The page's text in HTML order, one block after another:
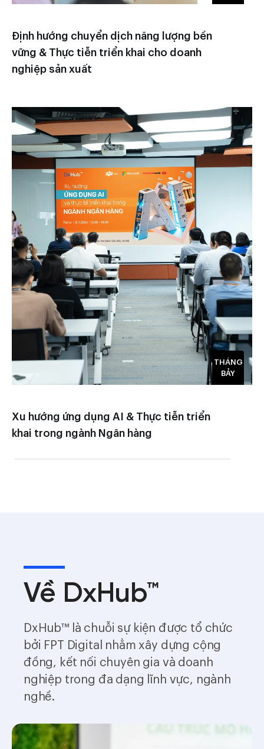
Định hướng chuyển dịch năng lượng bền
vững & Thực tiễn triển khai cho doanh
nghiệp sản xuất
THÁNG
BẢY
Xu hướng ứng dụng AI & Thực tiễn triển
khai trong ngành Ngân hàng
Về DxHub™
DxHub™ là chuỗi sự kiện được tổ chức
bởi FPT Digital nhằm xây dựng cộng
đồng, kết nối chuyên gia và doanh
nghiệp trong đa dạng lĩnh vực, ngành
nghề.